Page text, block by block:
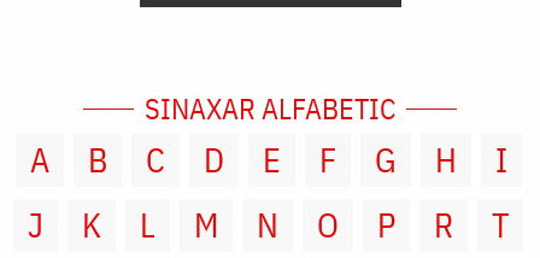
SINAXAR ALFABETIC
A B C D E F G H
I
J
K L M N O P R
T